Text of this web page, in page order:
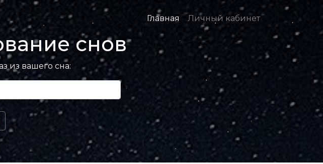
Главная Личный кабинет
снов
из вашего сна: